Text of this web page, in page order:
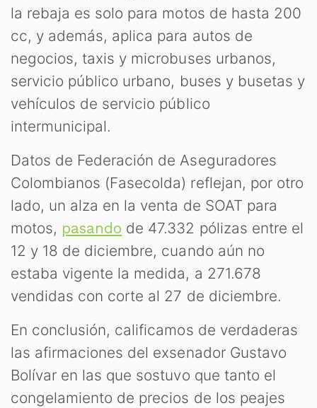
la rebaja es solo para motos de hasta 200
cc, y además, aplica para autos de
negocios, taxis y microbuses urbanos,
servicio público urbano, buses y busetas y
vehículos de servicio público
intermunicipal.
Datos de Federación de Aseguradores
Colombianos (Fasecolda) reflejan, por otro
lado, un alza en la venta de SOAT para
motos, pasando de 47.332 pólizas entre el
12 y 18 de diciembre, cuando aún no
estaba vigente la medida, a 271.678
vendidas con corte al 27 de diciembre.
En conclusión, calificamos de verdaderas
las afirmaciones del exsenador Gustavo
Bolívar en las que sostuvo que tanto el
congelamiento de precios de los peajes